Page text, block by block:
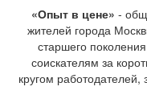
«Опыт в цене» -
жителей города
старшего
соискателям за
кругом